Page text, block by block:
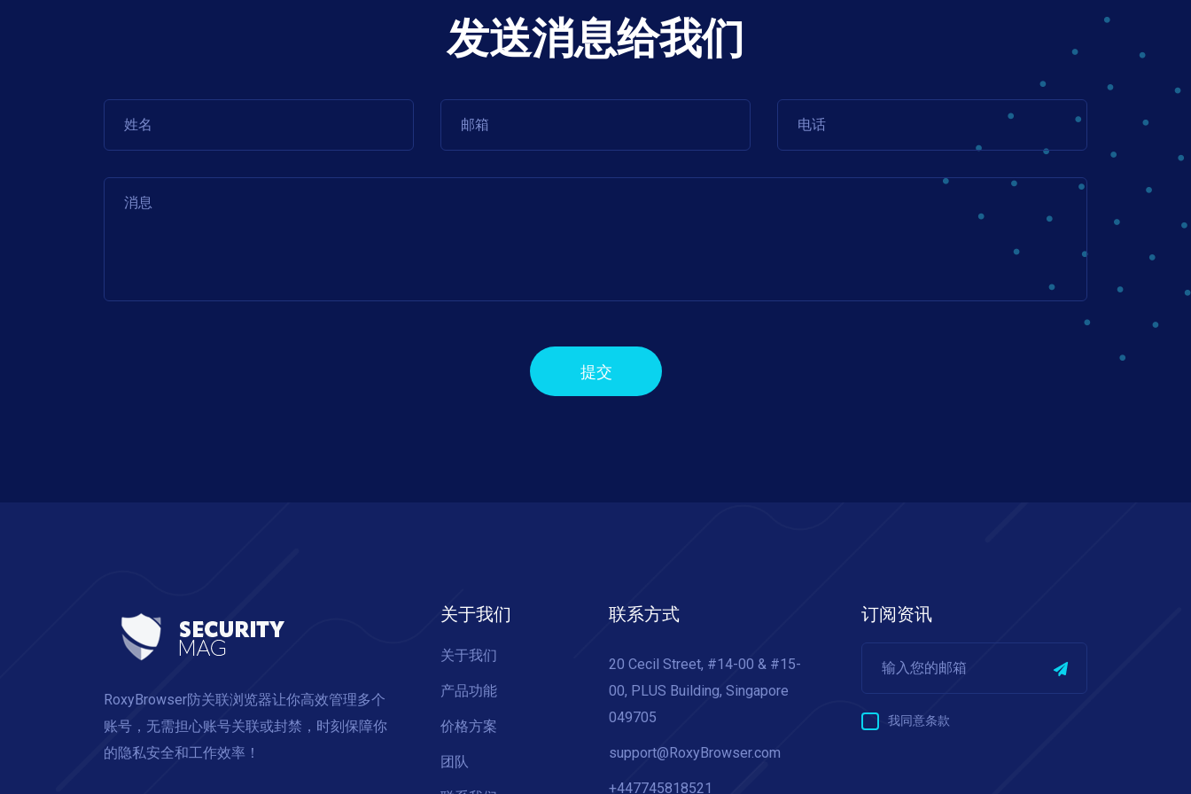
发送消息给我们
提交
RoxyBrowser防关联浏览器让你高效管理多个
账号，无需担心账号关联或封禁，时刻保障你
的隐私安全和工作效率！
关于我们
关于我们
产品功能
价格方案
团队
联系方式
20 Cecil Street, #14-00 & #15-
00, PLUS Building, Singapore
049705
support@RoxyBrowser.com
+447745818521
订阅资讯
我同意条款